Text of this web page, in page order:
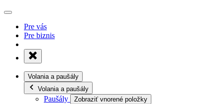
Pre vás
Pre biznis
Volania a paušály
Volania a paušály
Paušály Zobraziť vnorené položky